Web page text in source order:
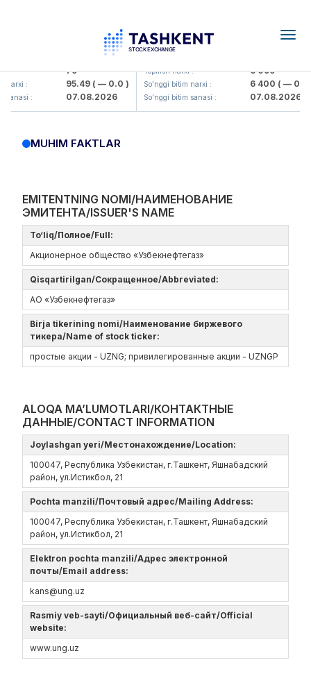
79
: 95.49( — 0.0 )
: 07.08.2026
UZMK (<O'zmetkombinat> AJ)
Yopilish narxi : 6 099
So'nggi bitim narxi : 6 400( — 0.0 )
So'nggi bitim sanasi : 07.08.2026
MUHIM FAKTLAR
EMITENTNING NOMI/НАИМЕНОВАНИЕ
ЭМИТЕНТА/ISSUER'S NAME
To‘liq/Полное/Full:
Акционерное общество «Узбекнефтегаз»
Qisqartirilgan/Сокращенное/Abbreviated:
АО «Узбекнефтегаз»
Birja tikerining nomi/Наименование биржевого
тикера/Name of stock ticker:
простые акции - UZNG; привилегированные акции - UZNGP
ALOQA MA’LUMOTLARI/КОНТАКТНЫЕ
ДАННЫЕ/CONTACT INFORMATION
Joylashgan yeri/Местонахождение/Location:
100047, Республика Узбекистан, г.Ташкент, Яшнабадский
район, ул.Истикбол, 21
Pochta manzili/Почтовый адрес/Mailing Address:
100047, Республика Узбекистан, г.Ташкент, Яшнабадский
район, ул.Истикбол, 21
Elektron pochta manzili/Адрес электронной
почты/Email address:
kans@ung.uz
Rasmiy veb-sayti/Официальный веб-сайт/Official
website:
www.ung.uz